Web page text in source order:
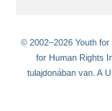
© 2002–2026 Youth for
for Human Rights
tulajdonában van. A